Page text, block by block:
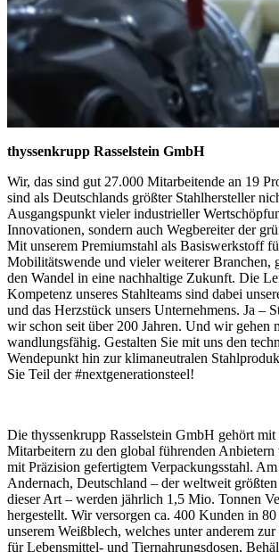
thyssenkrupp Rasselstein GmbH
Wir, das sind gut 27.000 Mitarbeitende an 19
sind als Deutschlands größter Stahlhersteller
Ausgangspunkt vieler industrieller
Innovationen, sondern auch Wegbereiter der
Mit unserem Premiumstahl als Basiswerkstoff
Mobilitätswende und vieler weiterer Branchen,
den Wandel in eine nachhaltige Zukunft. Die
Kompetenz unseres Stahlteams sind dabei
und das Herzstück unsers Unternehmens. Ja –
wir schon seit über 200 Jahren. Und wir gehen
wandlungsfähig. Gestalten Sie mit uns den
Wendepunkt hin zur klimaneutralen
Sie Teil der #nextgenerationsteel!
Die thyssenkrupp Rasselstein GmbH gehört
Mitarbeitern zu den global führenden
mit Präzision gefertigtem Verpackungsstahl.
Andernach, Deutschland – der weltweit
dieser Art – werden jährlich 1,5 Mio. Tonnen
hergestellt. Wir versorgen ca. 400 Kunden in
unserem Weißblech, welches unter anderem
für Lebensmittel- und Tiernahrungsdosen,